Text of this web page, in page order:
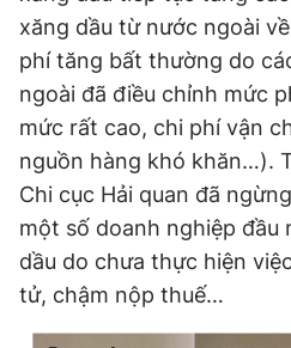
xăng dầu từ nước ngoài
phí tăng bất thường do
ngoài đã điều chỉnh mức
mức rất cao, chi phí vận
nguồn hàng khó khăn…).
Chi cục Hải quan đã
một số doanh nghiệp đầu
dầu do chưa thực hiện
tử, chậm nộp thuế…